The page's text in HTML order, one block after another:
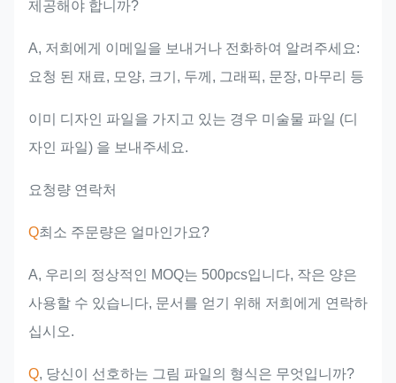
제공해야 합니까?
A, 저희에게 이메일을 보내거나 전화하여 알려주세요:
요청 된 재료, 모양, 크기, 두께, 그래픽, 문장, 마무리 등
이미 디자인 파일을 가지고 있는 경우 미술물 파일 (디
자인 파일) 을 보내주세요.
요청량 연락처
Q최소 주문량은 얼마인가요?
A, 우리의 정상적인 MOQ는 500pcs입니다, 작은 양은
사용할 수 있습니다, 문서를 얻기 위해 저희에게 연락하
십시오.
Q, 당신이 선호하는 그림 파일의 형식은 무엇입니까?